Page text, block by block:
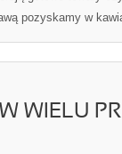
pozyskamy w
WIELU